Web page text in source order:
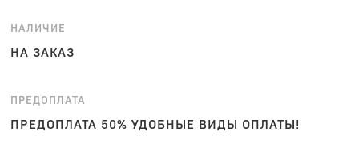
НАЛИЧИЕ
НА ЗАКАЗ
ПРЕДОПЛАТА
ПРЕДОПЛАТА 50% УДОБНЫЕ ВИДЫ ОПЛАТЫ!